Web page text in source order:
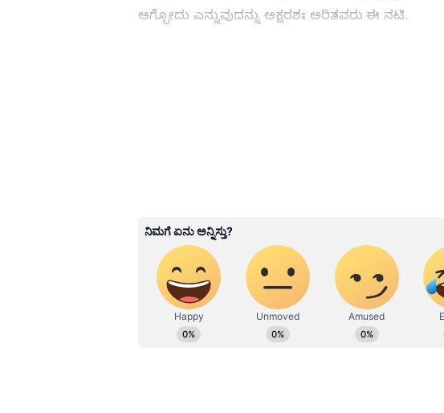
ಆಗ್ಬೋದು ಎನ್ನುವುದನ್ನು ಅಕ್ಷರಶಃ ಅರಿತವರು ಈ ನಟಿ.